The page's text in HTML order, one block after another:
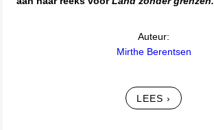
Auteur:
Mirthe Berentsen
LEES ›